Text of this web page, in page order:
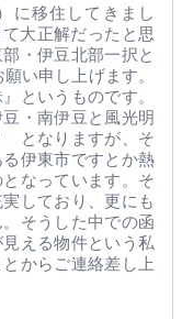
に移住してきまし
大正解だったと思
・伊豆北部一択と
い申し上げます。
というものです。
・南伊豆と風光明
となりますが、そ
伊東市ですとか熱
なっています。そ
しており、更にも
そうした中での函
える物件という私
からご連絡差し上